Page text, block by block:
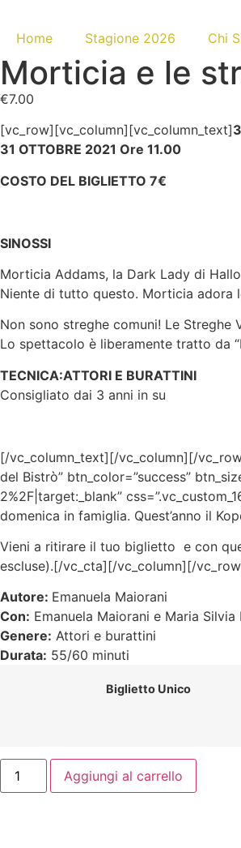
Home Stagione 2026 Chi
Morticia e le
€7.00
[vc_row][vc_column][vc_column_text]
31 OTTOBRE 2021 Ore 11.00
COSTO DEL BIGLIETTO 7€
SINOSSI
Morticia Addams, la Dark Lady di
Niente di tutto questo. Morticia adora
Non sono streghe comuni! Le
Lo spettacolo è liberamente tratto da
TECNICA:ATTORI E BURATTINI
Consigliato dai 3 anni in su
[/vc_column_text][/vc_column][/
del Bistrò” btn_color=”success”
2%2F|target:_blank”
domenica in famiglia. Quest’anno il
Vieni a ritirare il tuo biglietto e con
escluse).[/vc_cta][/vc_column][/
Autore: Emanuela Maiorani
Con: Emanuela Maiorani e Maria Silvia
Genere: Attori e burattini
Durata: 55/60 minuti
Biglietto Unico
Aggiungi al carrello